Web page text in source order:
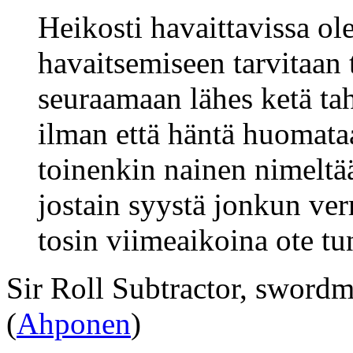
Heikosti havaittavissa
havaitsemiseen
seuraamaan lähes ketä
ilman että häntä
toinenkin nainen
jostain syystä jonkun
tosin viimeaikoina ote
Sir Roll Subtractor,
(Ahponen)